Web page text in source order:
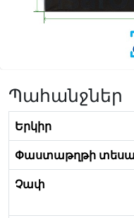
Պահանջներ
Երկիր
Փաստաթղթի
Չափ